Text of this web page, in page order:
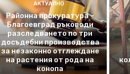
АКТУАЛНО
Районна прокуратура –
Благоевград ръководи
разследването по три
досъдебни производства
за незаконно отглеждане
на растения от рода на
конопа